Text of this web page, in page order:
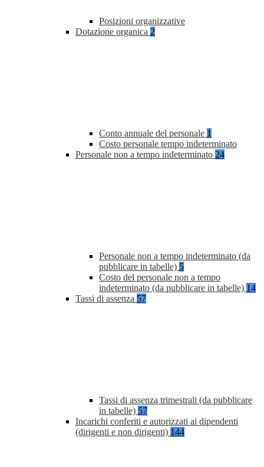
Posizioni organizzative
Dotazione organica 2
Conto annuale del personale 1
Costo personale tempo indeterminato
Personale non a tempo indeterminato 24
Personale non a tempo indeterminato (da
pubblicare in tabelle) 5
Costo del personale non a tempo
indeterminato (da pubblicare in tabelle) 14
Tassi di assenza 57
Tassi di assenza trimestrali (da pubblicare
in tabelle) 57
Incarichi conferiti e autorizzati ai dipendenti
(dirigenti e non dirigenti) 144